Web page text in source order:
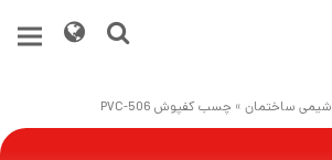
شیمی ساختمان » چسب کفپوش PVC-506